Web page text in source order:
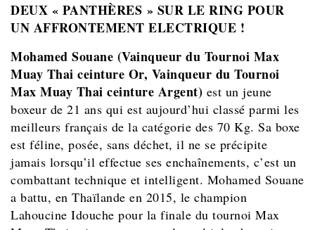
DEUX « PANTHÈRES » SUR LE RING POUR
UN AFFRONTEMENT ELECTRIQUE !
Mohamed Souane (Vainqueur du Tournoi Max
Muay Thai ceinture Or, Vainqueur du Tournoi
Max Muay Thai ceinture Argent) est un jeune
boxeur de 21 ans qui est aujourd’hui classé parmi les
meilleurs français de la catégorie des 70 Kg. Sa boxe
est féline, posée, sans déchet, il ne se précipite
jamais lorsqu’il effectue ses enchaînements, c’est un
combattant technique et intelligent. Mohamed Souane
a battu, en Thaïlande en 2015, le champion
Lahoucine Idouche pour la finale du tournoi Max